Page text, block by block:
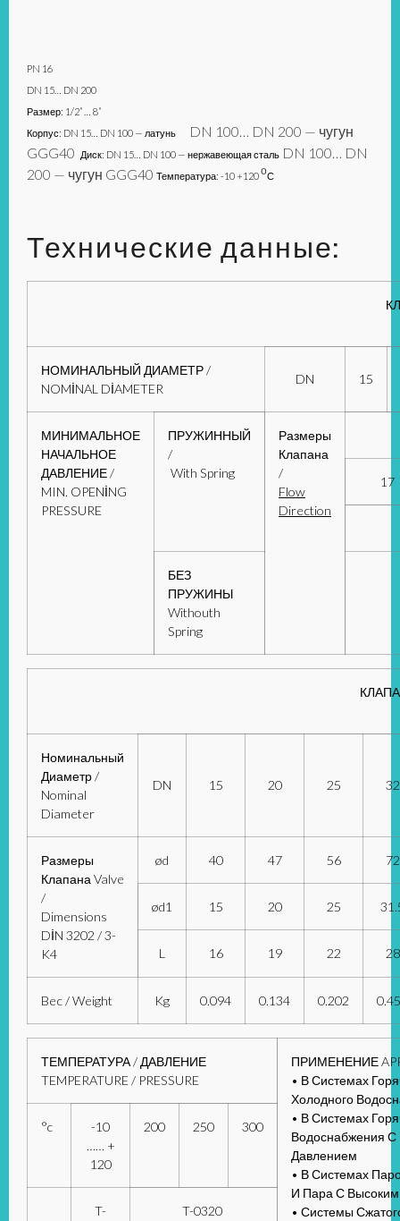
PN 16
DN 15… DN 200
Размер: 1/2” … 8”
Корпус: DN 15… DN 100 — латунь
DN 100… DN 200 — чугун
GGG40
Диск: DN 15… DN 100 — нержавеющая сталь DN 100… DN
200 — чугун GGG40 Температура: -10 +120оС
Технические данные:
НОМИНАЛЬНЫЙ ДИАМЕТР /
NOMİNAL DİAMETER
DN 15
МИНИМАЛЬНОЕ
НАЧАЛЬНОЕ
ДАВЛЕНИЕ /
MIN. OPENİNG
PRESSURE
ПРУЖИННЫЙ
/
With Spring
Размеры
Клапана
/
Flow
Direction
17
БЕЗ
ПРУЖИНЫ
Withouth
Spring
Номинальный
Диаметр /
Nominal
Diameter
DN 15 20 25 32
Размеры
Клапана Valve
/
Dimensions
DİN 3202 / 3-
K4
ød 40 47 56 72
ød1 15 20 25
L 16 19 22 28
Bec / Weight Kg 0.094 0.134 0.202
ТЕМПЕРАТУРА / ДАВЛЕНИЕ
TEMPERATURE / PRESSURE
ПРИМЕНЕНИЕ
• В Системах
Холодного
• В Системах
Водоснабжения
Давлением
• В Системах
И Пара С
• Системы
°c
-10
…… +
120
200 250 300
T-
T-0320